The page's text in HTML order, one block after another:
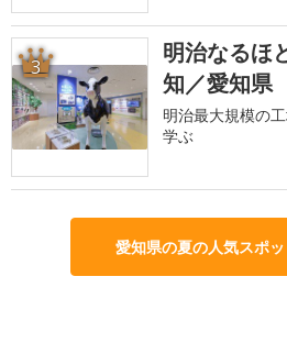
3
明治なるほ
知／愛知県
明治最大規模の
学ぶ
愛知県の夏の人気スポ